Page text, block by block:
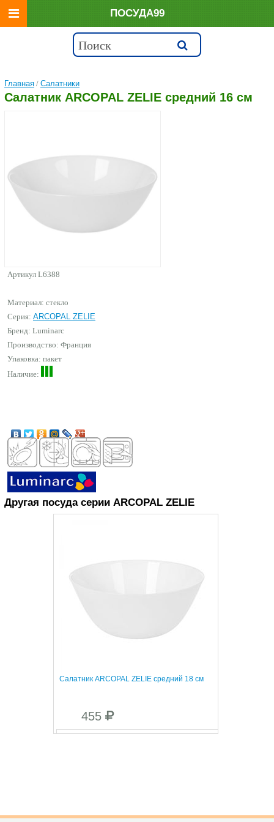
Главная / Салатники
Салатник ARCOPAL ZELIE средний 16 см
Артикул L6388
Материал: стекло
Серия: ARCOPAL ZELIE
Бренд: Luminarc
Производство: Франция
Упаковка: пакет
Наличие:
Другая посуда серии ARCOPAL ZELIE
Салатник ARCOPAL ZELIE средний 18 см
455
ПОСУДА99